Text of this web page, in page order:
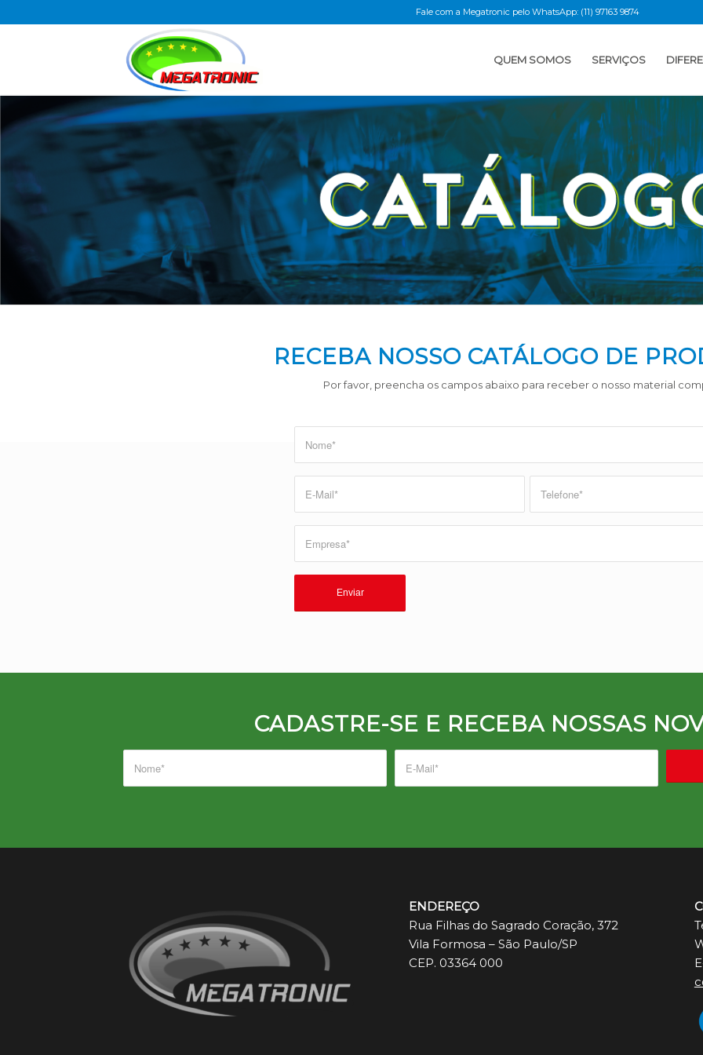
Fale com a Megatronic pelo WhatsApp: (11) 97163 9874
QUEM SOMOS SERVIÇOS
RECEBA NOSSO CATÁLOGO DE
Por favor, preencha os campos abaixo para receber o nosso material
CADASTRE-SE E RECEBA NOSSAS
ENDEREÇO
Rua Filhas do Sagrado Coração, 372
Vila Formosa – São Paulo/SP
CEP. 03364 000